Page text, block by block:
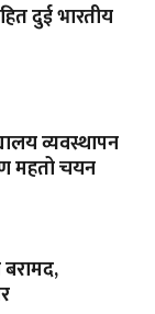
दुई भारतीय
व्यवस्थापन
महतो चयन
बरामद,